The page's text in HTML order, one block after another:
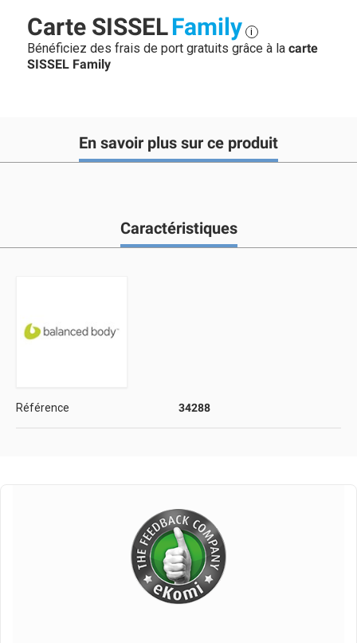
Carte SISSELFamily i
Bénéficiez des frais de port gratuits grâce à la carte
SISSEL Family
En savoir plus sur ce produit
Caractéristiques
Référence 34288